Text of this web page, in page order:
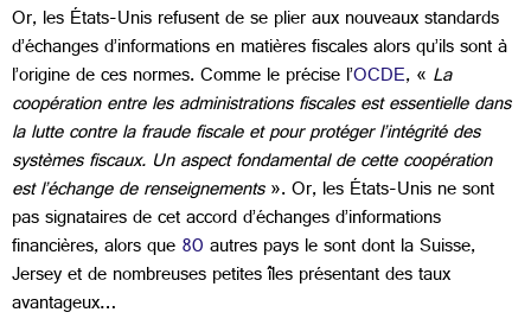
Or, les États-Unis refusent de se plier aux nouveaux standards
d’échanges d’informations en matières fiscales alors qu’ils sont à
l’origine de ces normes. Comme le précise l’OCDE, « La
coopération entre les administrations fiscales est essentielle dans
la lutte contre la fraude fiscale et pour protéger l’intégrité des
systèmes fiscaux. Un aspect fondamental de cette coopération
est l’échange de renseignements». Or, les États-Unis ne sont
pas signataires de cet accord d’échanges d’informations
financières, alors que80autres pays le sont dont la Suisse,
Jersey et de nombreuses petites îles présentant des taux
avantageux…